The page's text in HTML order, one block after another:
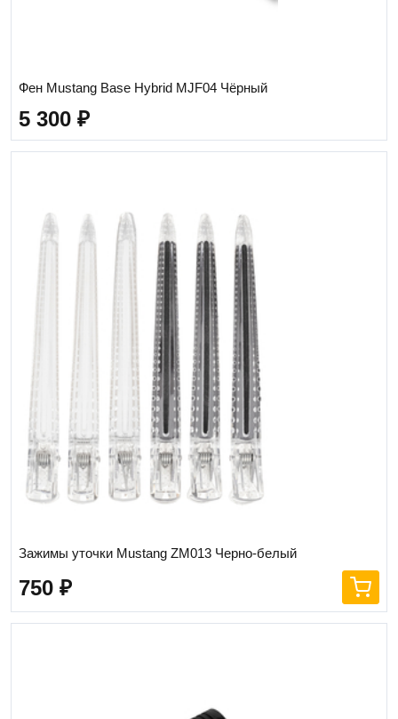
Фен Mustang Base Hybrid MJF04 Чёрный
5 300 ₽
Зажимы уточки Mustang ZM013 Черно-белый
750 ₽